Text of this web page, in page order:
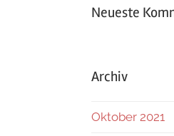
Neueste
Archiv
Oktober 2021